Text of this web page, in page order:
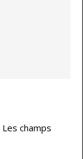
Les champs